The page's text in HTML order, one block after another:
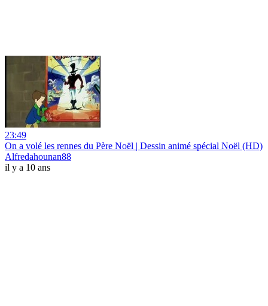
23:49
On a volé les rennes du Père Noël | Dessin animé spécial Noël (HD)
Alfredahounan88
il y a 10 ans